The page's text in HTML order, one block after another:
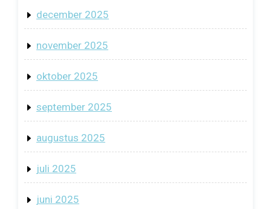
december 2025
november 2025
oktober 2025
september 2025
augustus 2025
juli 2025
juni 2025